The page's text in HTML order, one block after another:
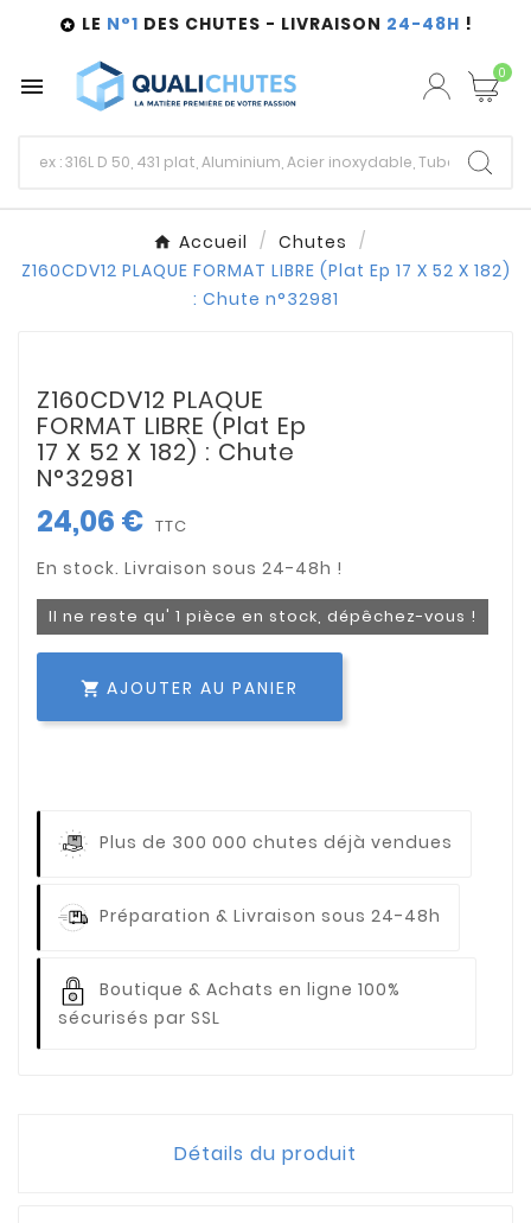
 LE N°1 DES CHUTES - LIVRAISON 24-48H !
 0
Accueil
Chutes
Z160CDV12 PLAQUE FORMAT LIBRE (Plat Ep 17 X 52 X 182)
: Chute n°32981
Z160CDV12 PLAQUE
FORMAT LIBRE (Plat Ep
17 X 52 X 182) : Chute
N°32981
24,06 € TTC
Il ne reste qu' 1 pièce en stock, dépêchez-vous !
 AJOUTER AU PANIER
Plus de 300 000 chutes déjà vendues
Préparation & Livraison sous 24-48h
Boutique & Achats en ligne 100%
sécurisés par SSL
Détails du produit